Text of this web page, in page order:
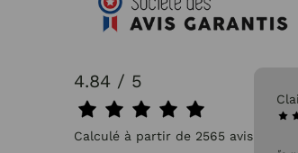
4.84 / 5
Calculé à partir de 2565 avis.
31/07/2026